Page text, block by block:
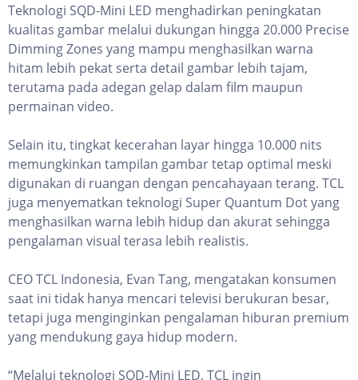
Teknologi SQD-Mini LED menghadirkan peningkatan
kualitas gambar melalui dukungan hingga 20.000 Precise
Dimming Zones yang mampu menghasilkan warna
hitam lebih pekat serta detail gambar lebih tajam,
terutama pada adegan gelap dalam film maupun
permainan video.
Selain itu, tingkat kecerahan layar hingga 10.000 nits
memungkinkan tampilan gambar tetap optimal meski
digunakan di ruangan dengan pencahayaan terang. TCL
juga menyematkan teknologi Super Quantum Dot yang
menghasilkan warna lebih hidup dan akurat sehingga
pengalaman visual terasa lebih realistis.
CEO TCL Indonesia, Evan Tang, mengatakan konsumen
saat ini tidak hanya mencari televisi berukuran besar,
tetapi juga menginginkan pengalaman hiburan premium
yang mendukung gaya hidup modern.
“Melalui teknologi SQD-Mini LED, TCL ingin